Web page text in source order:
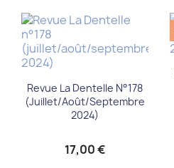
Revue La Dentelle N°178
(juillet/août/septembre
2024)
17,00 €